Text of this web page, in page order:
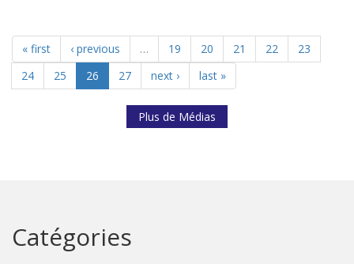
« first ‹ previous … 19 20 21 22
23
24
25 26 27 next › last »
Plus de Médias
Catégories